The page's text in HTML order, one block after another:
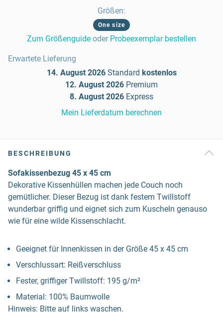
Größen:
One size
Zum Größenguide oder Probeexemplar bestellen
Erwartete Lieferung
14. August 2026 Standard kostenlos
12. August 2026 Premium
8. August 2026 Express
Mein Lieferdatum berechnen
BESCHREIBUNG
Sofakissenbezug 45 x 45 cm
Dekorative Kissenhüllen machen jede Couch noch
gemütlicher. Dieser Bezug ist dank festem Twillstoff
wunderbar griffig und eignet sich zum Kuscheln genauso
wie für eine wilde Kissenschlacht.
Geeignet für Innenkissen in der Größe 45 x 45 cm
Verschlussart: Reißverschluss
Fester, griffiger Twillstoff: 195 g/m²
Material: 100% Baumwolle
Hinweis: Bitte auf links waschen.